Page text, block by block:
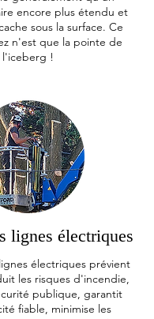
encore plus étendu et
sous la surface. Ce
n'est que la pointe de
l'iceberg !
lignes électriques
électriques prévient
les risques d'incendie,
publique, garantit
fiable, minimise les